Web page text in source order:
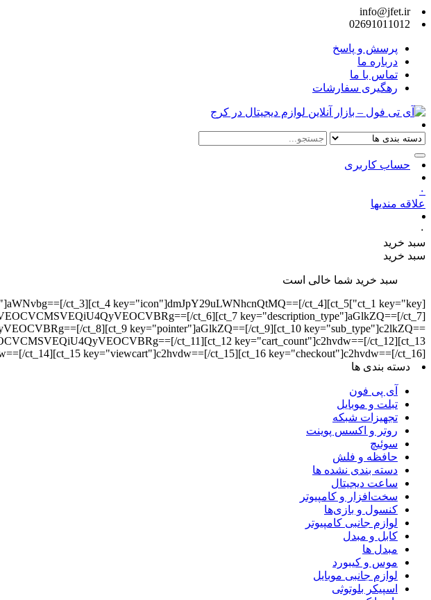
info@jfet.ir
02691011012
پرسش و پاسخ
درباره ما
تماس با ما
رهگیری سفارشات
حساب کاربری
۰
علاقه مندیها
۰
سبد خرید
سبد خرید
سبد خرید شما خالی است
ct_3][ct_4 key="icon"]dmJpY29uLWNhcnQtMQ==[/ct_4][ct_5
ct_6][ct_7 key="description_type"]aGlkZQ==[/ct_7]
ct_8][ct_9 key="pointer"]aGlkZQ==[/ct_9][ct_10 key="sub_type"]c2lkZQ==
ct_11][ct_12 key="cart_count"]c2hvdw==[/ct_12][ct_13
ct_14][ct_15 key="viewcart"]c2hvdw==[/ct_15][ct_16 key="checkout"]c2hvdw==[/ct_16]
دسته بندی ها
آی پی فون
تبلت و موبایل
تجهیزات شبکه
روتر و اکسس پوینت
سوئیچ
حافظه و فلش
دسته بندی نشده ها
ساعت دیجیتال
سخت‌افزار و کامپیوتر
کنسول و بازی‌ها
لوازم جانبی کامپیوتر
کابل و مبدل
مبدل ها
موس و کیبورد
لوازم جانبی موبایل
اسپیکر بلوتوثی